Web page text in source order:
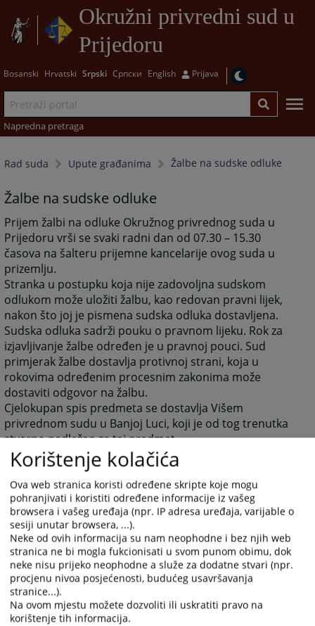
Okružni privredni sud u
Prijedoru
Bosanski Hrvatski Srpski Српски English Prijava
Napredna pretraga
Rad suda Upute građanima Žalbe na sudske odluke
Žalbe na sudske odluke
Prijem žalbi na odluke Okružnog privrednog suda u
Prijedoru vrši se svaki radni dan od 07.30 – 15.30
časova na šalteru prijemne kancelarije ovog suda u
prizemlju.
Stranka u postupku koja nije zadovoljna sudskom
odlukom može uložiti žalbu, kao redovan pravni lijek,
nakon što joj je pismena sudska odluka dostavljena.
Sudska odluka sadrži pouku o pravnom lijeku. Rok za
izjavljivanje žalbe određen je u pravnoj pouci. Sud
primjerak žalbe dostavlja protivnoj strani, koja u
rokovima određenim procesnim zakonima može
dostaviti odgovor na žalbu.
Cjelokupan spis predmeta se dostavlja Višem
privrednom sudu u Banjoj Luci, koji je od tog trenutka
stvarno nadležan za taj predmet.
1223PREGLEDA
Korištenje kolačića
Ova web stranica koristi određene skripte koje mogu
pohranjivati i koristiti određene informacije iz vašeg
browsera i vašeg uređaja (npr. IP adresa uređaja, varijable o
sesiji unutar browsera, ...).
Neke od ovih informacija su nam neophodne i bez njih web
stranica ne bi mogla fukcionisati u svom punom obimu, dok
neke nisu prijeko neophodne a služe za dodatne stvari (npr.
procjenu nivoa posjećenosti, budućeg usavršavanja
stranice...).
Na ovom mjestu možete dozvoliti ili uskratiti pravo na
korištenje tih informacija.